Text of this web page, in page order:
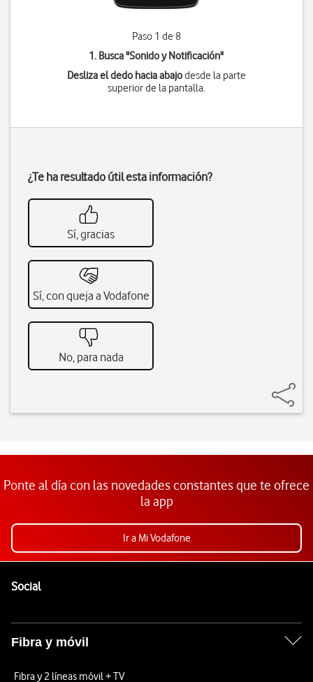
Paso 1 de 8
1. Busca "Sonido y Notificación"
Desliza el dedo hacia abajodesde la parte
superior de la pantalla.
¿Te ha resultado útil esta información?
Sí, gracias
Sí, con queja a Vodafone
No, para nada
Ponte al día con las novedades constantes que te ofrece
la app
Ir a Mi Vodafone
SocialEnlaces a las redes sociales de Vodafone
Fibra y móvil
Fibra y 2 líneas móvil + TV